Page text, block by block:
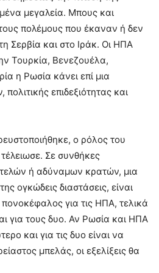
μεγαλεία. Μπους και
πολέμους που έκαναν ή δεν
Σερβία και στο Ιράκ. Οι ΗΠΑ
Τουρκία, Βενεζουέλα,
η Ρωσία κάνει επί μια
πολιτικής επιδεξιότητας και
ο ρόλος του
Σε συνθήκες
ή αδύναμων κρατών, μια
ογκώδεις διαστάσεις, είναι
για τις ΗΠΑ, τελικά
για τους δυο. Αν Ρωσία και ΗΠΑ
και για τις δυο είναι να
μπελάς, οι εξελίξεις θα